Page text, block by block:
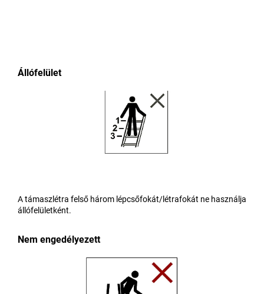
Állófelület
A támaszlétra felső három lépcsőfokát/létrafokát ne használja
állófelületként.
Nem engedélyezett